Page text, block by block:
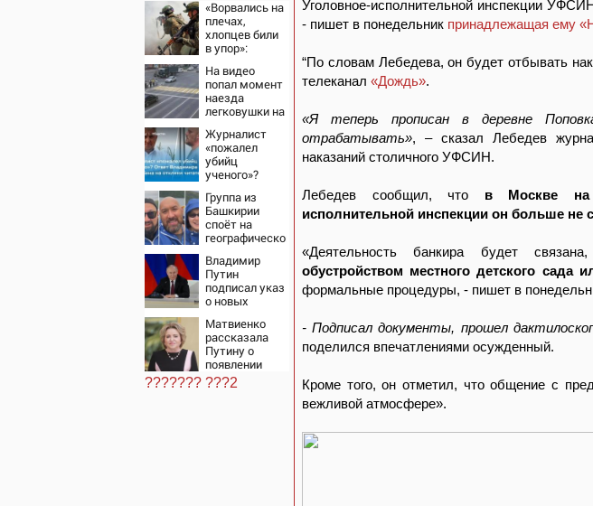
«Ворвались на
плечах,
хлопцев били
в упор»:
Дружковка
стала
могильником
для «птах
Мадьяра»
На видео
попал момент
наезда
легковушки на
где
пострадали
минимум
восемь
человек
06/08/2026 –
Новости
Журналист
«пожалел
убийц
ученого»?
Владимира
Ворсобина на
отклики
читателей
Группа из
Башкирии
споёт на
географическом
полюсе
Владимир
Путин
подписал указ
о новых
прохождения
военной
службы
Матвиенко
рассказала
Путину о
появлении
моды на
семью и
??????? ???2
Уголовное-исполнительной инспекции
- пишет в понедельник принадлежащая ему
“По словам Лебедева, он будет отбывать
телеканал «Дождь».
«Я теперь прописан в деревне
отрабатывать», – сказал Лебедев
наказаний столичного УФСИН.
Лебедев сообщил, что в Москве на
исполнительной инспекции он больше не
«Деятельность банкира будет
обустройством местного детского сада
формальные процедуры, - пишет в
- Подписал документы, прошел
поделился впечатлениями осужденный.
Кроме того, он отметил, что общение с
вежливой атмосфере».